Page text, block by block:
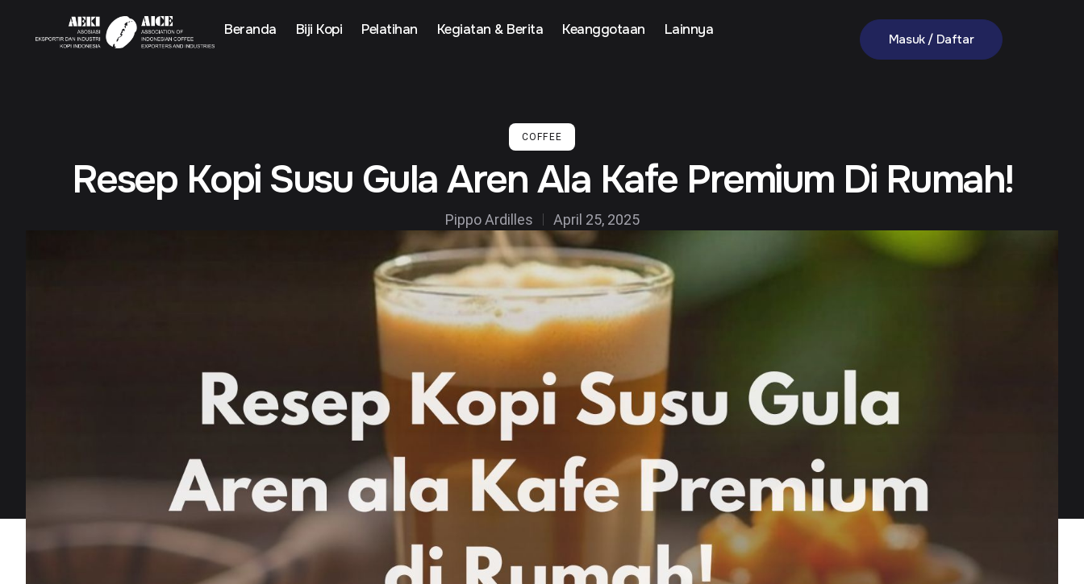
Beranda Biji Kopi Pelatihan Kegiatan & Berita Keanggotaan Lainnya
Masuk / Daftar
COFFEE
Resep Kopi Susu Gula Aren Ala Kafe Premium Di Rumah!
Pippo Ardilles April 25, 2025